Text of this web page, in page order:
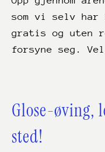
som vi selv
gratis og uten
forsyne seg. Vel
Glose-øving,
sted!